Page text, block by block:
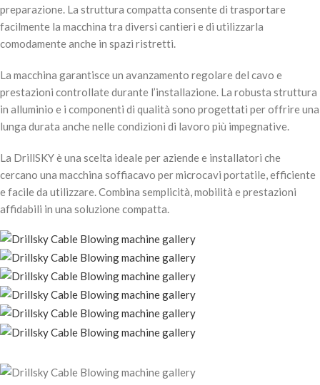
preparazione. La struttura compatta consente di trasportare
facilmente la macchina tra diversi cantieri e di utilizzarla
comodamente anche in spazi ristretti.
La macchina garantisce un avanzamento regolare del cavo e
prestazioni controllate durante l’installazione. La robusta struttura
in alluminio e i componenti di qualità sono progettati per offrire una
lunga durata anche nelle condizioni di lavoro più impegnative.
La DrillSKY è una scelta ideale per aziende e installatori che
cercano una macchina soffiacavo per microcavi portatile, efficiente
e facile da utilizzare. Combina semplicità, mobilità e prestazioni
affidabili in una soluzione compatta.